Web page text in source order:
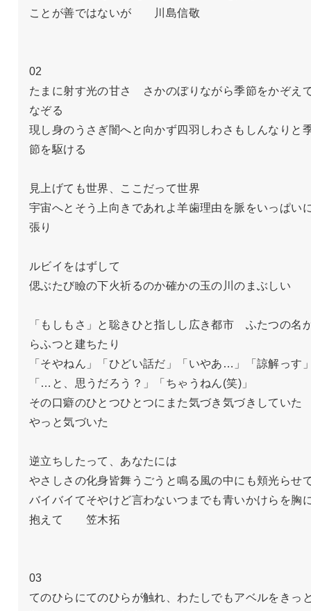
ことが善ではないが　　川島信敬
02
たまに射す光の甘さ　さかのぼりながら季節をかぞえ
なぞる
現し身のうさぎ闇へと向かず四羽しわさもしんなりと
節を駆ける
見上げても世界、ここだって世界
宇宙へとそう上向きであれよ羊歯理由を脈をいっぱい
張り
ルビイをはずして
偲ぶたび瞼の下火祈るのか確かの玉の川のまぶしい
「もしもさ」と聡きひと指しし広き都市　ふたつの名
らふつと建ちたり
「そやねん」「ひどい話だ」「いやあ…」「諒解っす
「…と、思うだろう？」「ちゃうねん(笑)」
その口癖のひとつひとつにまた気づき気づきしてい
やっと気づいた
逆立ちしたって、あなたには
やさしさの化身皆舞うごうと鳴る風の中にも頬光らせ
バイバイてそやけど言わないつまでも青いかけらを胸
抱えて　　笠木拓
03
てのひらにてのひらが触れ、わたしでもアベルをきっ